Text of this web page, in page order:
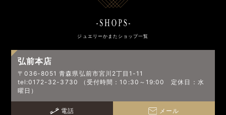
ジュエリーかまたショップ一覧
弘前本店
〒036-8051 青森県弘前市宮川2丁目1-11
tel:0172-32-3730 （受付時間：10:30～19:00 定休日：水
曜日）
電話 メール